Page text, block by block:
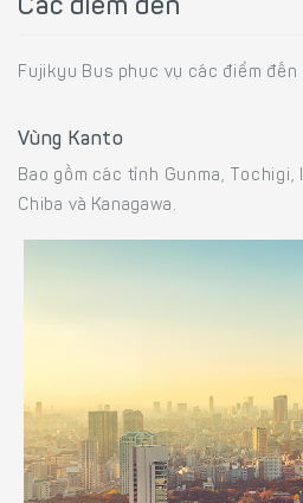
Các điểm đến
Fujikyu Bus phục vụ các điểm đến
Vùng Kanto
Bao gồm các tỉnh Gunma, Tochigi,
Chiba và Kanagawa.